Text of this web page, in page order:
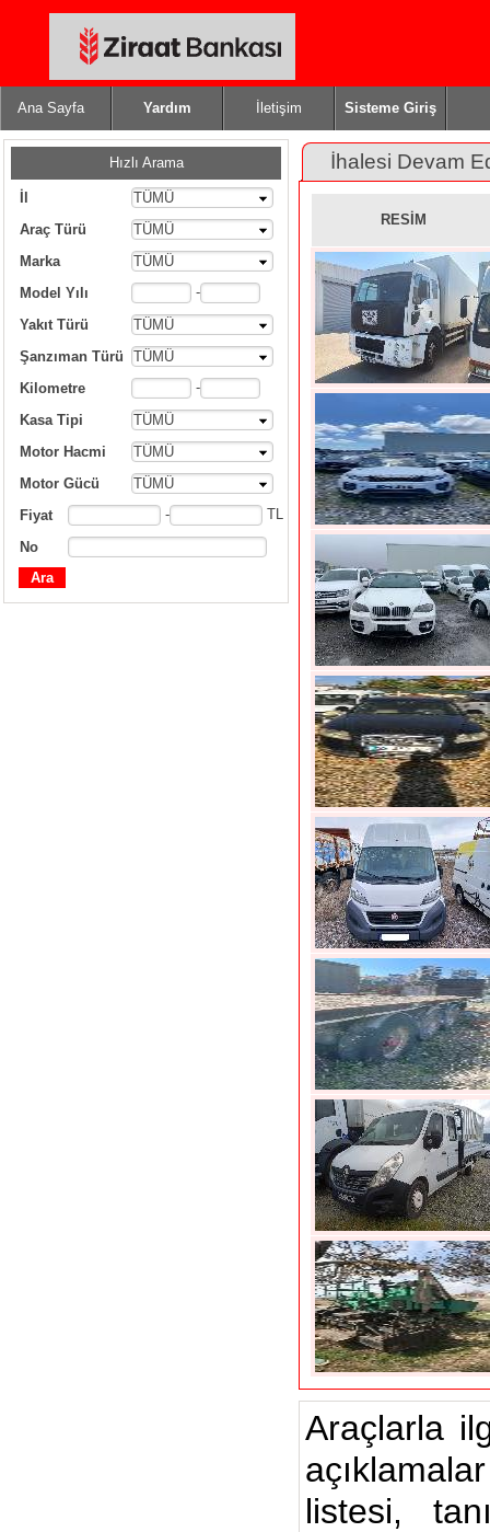
Ana Sayfa Yardım İletişim Sisteme Giriş
Hızlı Arama
TÜMÜ
Araç Türü
TÜMÜ
Marka
TÜMÜ
Model Yılı
-
Yakıt Türü
TÜMÜ
Şanzıman Türü
TÜMÜ
Kilometre
-
Kasa Tipi
TÜMÜ
Motor Hacmi
TÜMÜ
Motor Gücü
TÜMÜ
Fiyat
- TL
No
İhalesi Devam
RESİM
Araçlarla
listesi,